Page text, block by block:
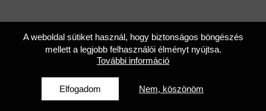
A weboldal sütiket használ, hogy biztonságos böngészés
mellett a legjobb felhasználói élményt nyújtsa.
További információ
Elfogadom Nem, köszönöm